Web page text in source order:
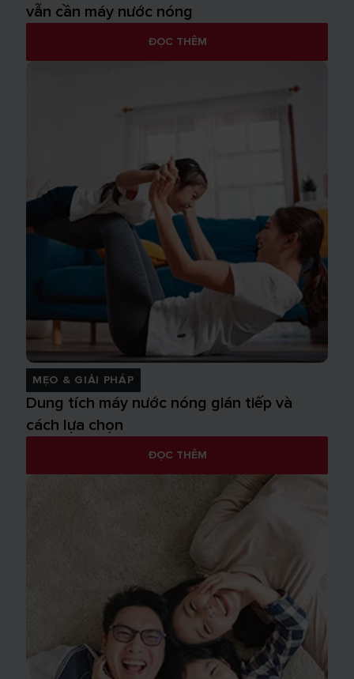
vẫn cần máy nước nóng
ĐỌC THÊM
MẸO & GIẢI PHÁP
Dung tích máy nước nóng gián tiếp và
cách lựa chọn
ĐỌC THÊM